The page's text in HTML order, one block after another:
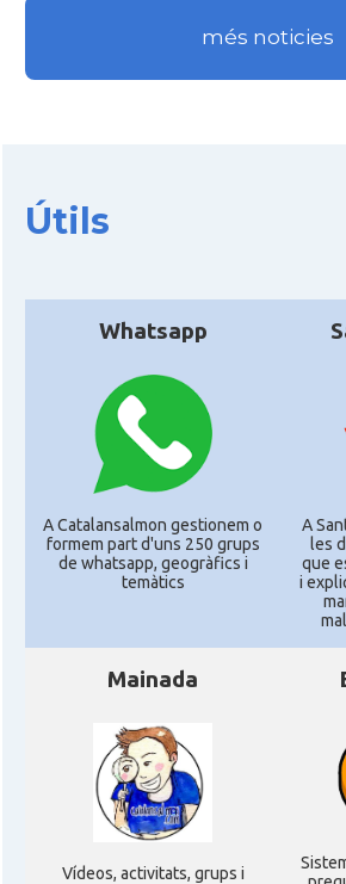
més noticies
Útils
Whatsapp
A Catalansalmon gestionem o
formem part d'uns 250 grups
de whatsapp, geogràfics i
temàtics
A
les
que
i
Mainada
Ví­deos, activitats, grups i